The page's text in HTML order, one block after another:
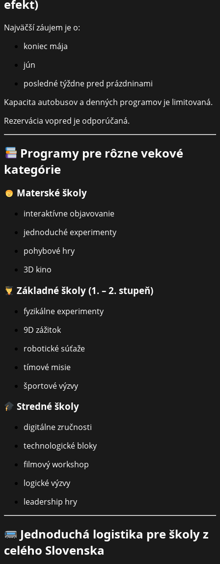
efekt)
Najväčší záujem je o:
koniec mája
jún
posledné týždne pred prázdninami
Kapacita autobusov a denných programov je limitovaná.
Rezervácia vopred je odporúčaná.
Programy pre rôzne vekové
kategórie
Materské školy
interaktívne objavovanie
jednoduché experimenty
pohybové hry
3D kino
Základné školy (1. – 2. stupeň)
fyzikálne experimenty
9D zážitok
robotické súťaže
tímové misie
športové výzvy
Stredné školy
digitálne zručnosti
technologické bloky
filmový workshop
logické výzvy
leadership hry
Jednoduchá logistika pre školy z
celého Slovenska